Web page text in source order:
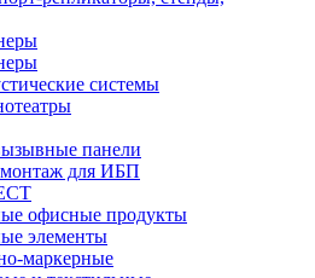
системы
панели
для ИБП
офисные продукты
элементы
маркерные